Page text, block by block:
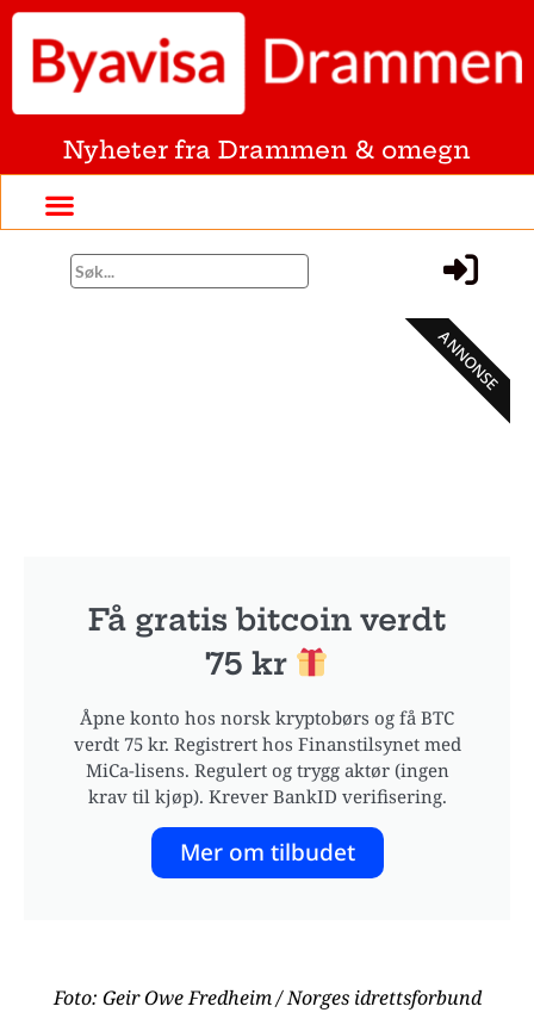
Nyheter fra Drammen & omegn
Få gratis bitcoin verdt
75 kr
Åpne konto hos norsk kryptobørs og få BTC
verdt 75 kr. Registrert hos Finanstilsynet med
MiCa-lisens. Regulert og trygg aktør (ingen
krav til kjøp). Krever BankID verifisering.
Mer om tilbudet
ANNONSE
Foto: Geir Owe Fredheim / Norges idrettsforbund